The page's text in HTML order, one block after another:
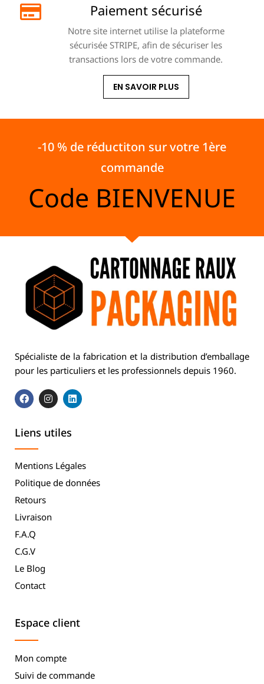
Paiement sécurisé
Notre site internet utilise la plateforme
sécurisée STRIPE, afin de sécuriser les
transactions lors de votre commande.
EN SAVOIR PLUS
-10 % de réductiton sur votre 1ère
commande
Code BIENVENUE
Spécialiste de la fabrication et la distribution d’emballage
pour les particuliers et les professionnels depuis 1960.
Liens utiles
Mentions Légales
Politique de données
Retours
Livraison
F.A.Q
C.G.V
Le Blog
Contact
Espace client
Mon compte
Suivi de commande